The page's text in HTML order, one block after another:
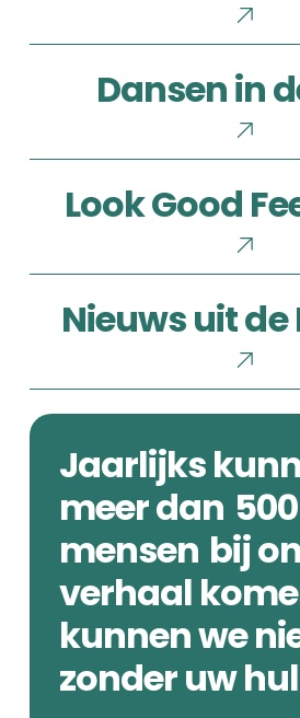
Dansen in
GoodLook Good
Nieuws uit de
Jaarlijks
meer dan 500
mensen bij
verhaal
kunnen we
zonder uw